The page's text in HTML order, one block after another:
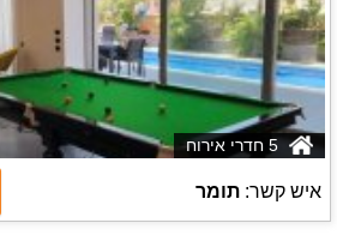
איש קשר: תומר